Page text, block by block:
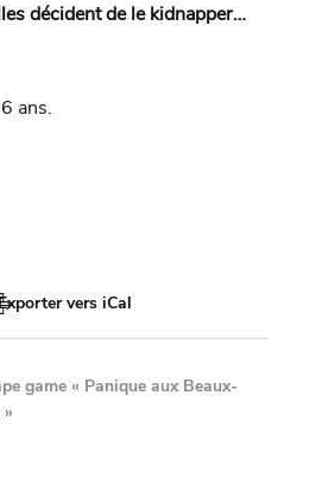
décident de le kidnapper…
ans.
vers iCal
game « Panique aux Beaux-
»